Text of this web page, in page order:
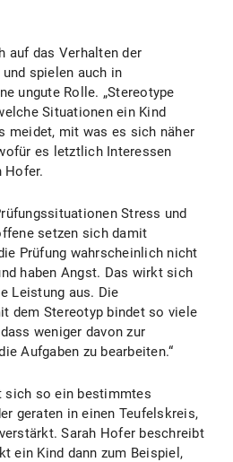
auf das Verhalten der
spielen auch in
ungute Rolle. „Stereotype
Situationen ein Kind
meidet, mit was es sich näher
es letztlich Interessen
Hofer.
Stress und
setzen sich damit
Prüfung wahrscheinlich nicht
haben Angst. Das wirkt sich
Leistung aus. Die
dem Stereotyp bindet so viele
weniger davon zur
Aufgaben zu bearbeiten.“
sich so ein bestimmtes
geraten in einen Teufelskreis,
Sarah Hofer beschreibt
ein Kind dann zum Beispiel,